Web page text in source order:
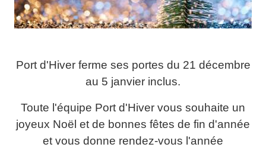
Port d'Hiver ferme ses portes du 21 décembre
au 5 janvier inclus.
Toute l'équipe Port d'Hiver vous souhaite un
joyeux Noël et de bonnes fêtes de fin d'année
et vous donne rendez-vous l'année